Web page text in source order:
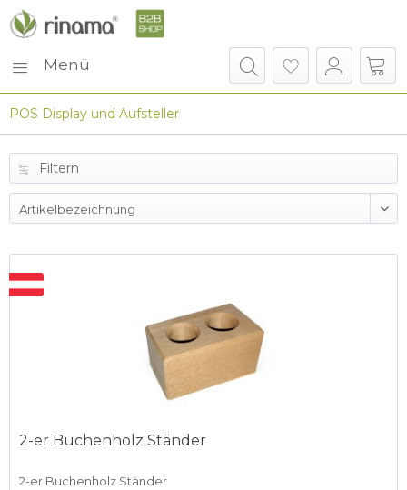
Menü
POS Display und Aufsteller
Filtern
2-er Buchenholz Ständer
2-er Buchenholz Ständer